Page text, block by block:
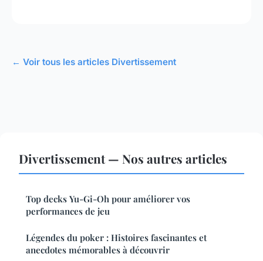
← Voir tous les articles Divertissement
Divertissement — Nos autres articles
Top decks Yu-Gi-Oh pour améliorer vos
performances de jeu
Légendes du poker : Histoires fascinantes et
anecdotes mémorables à découvrir